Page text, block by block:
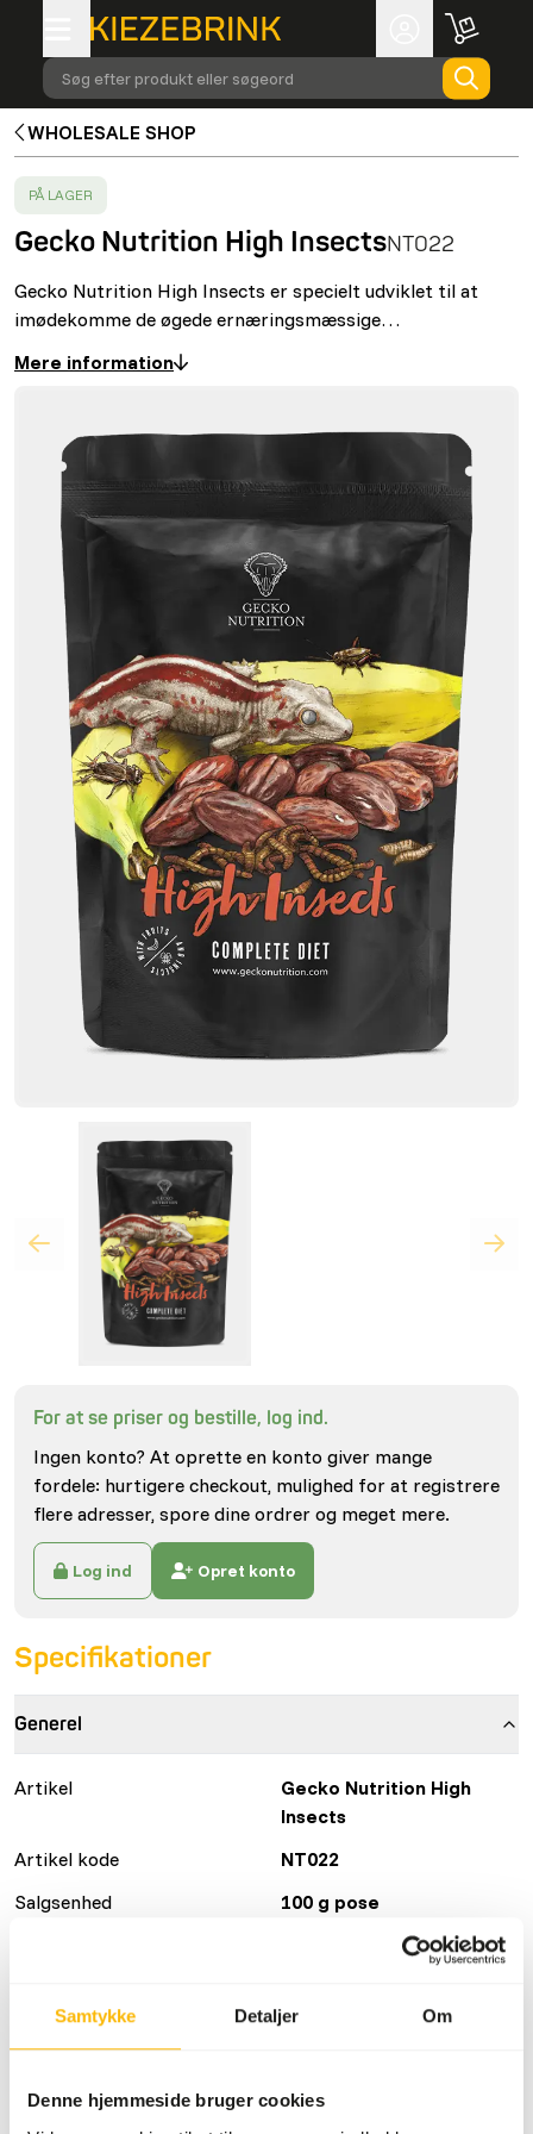
Samtykke Detaljer Om
Denne hjemmeside bruger cookies
Søg efter produkt eller søgeord
WHOLESALE SHOP
SUCCESS
PÅ LAGER
Gecko Nutrition High InsectsNT022
Gecko Nutrition High Insects er specielt udviklet til at
imødekomme de øgede ernæringsmæssige…
Mere information
For at se priser og bestille, log ind.
Ingen konto? At oprette en konto giver mange
fordele: hurtigere checkout, mulighed for at registrere
flere adresser, spore dine ordrer og meget mere.
Log ind Opret konto
Specifikationer
Generel
Artikel
Gecko Nutrition High
Insects
Artikel kode
NT022
Salgsenhed
100 g pose
Detaljer
sort soldatflue, melorm,